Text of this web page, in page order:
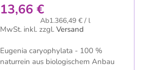
13,66 €
Ab1.366,49 € / l
MwSt. inkl. zzgl. Versand
Eugenia caryophylata - 100 %
naturrein aus biologischem Anbau